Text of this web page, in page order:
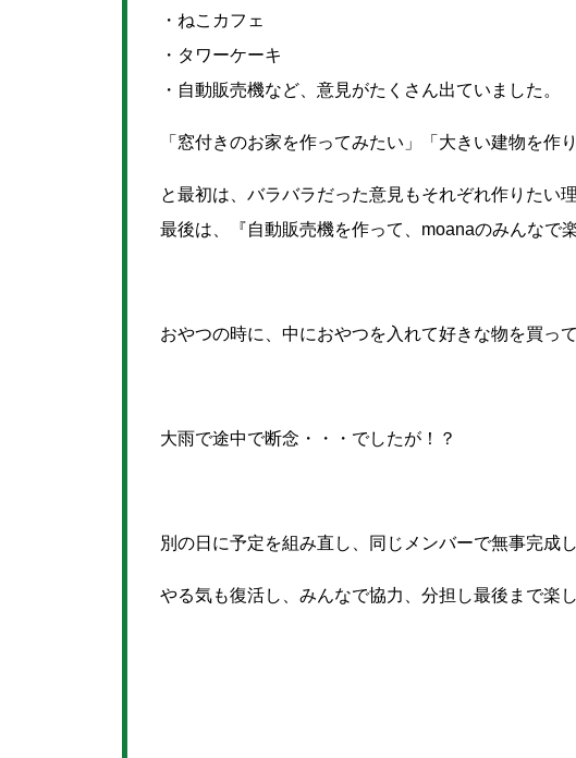
・ねこカフェ
・タワーケーキ
・自動販売機など、意見がたくさん出ていました。
「窓付きのお家を作ってみたい」「大きい建物を作
と最初は、バラバラだった意見もそれぞれ作りたい
最後は、『自動販売機を作って、moanaのみんなで
おやつの時に、中におやつを入れて好きな物を買っ
大雨で途中で断念・・・でしたが！？
別の日に予定を組み直し、同じメンバーで無事完成
やる気も復活し、みんなで協力、分担し最後まで楽